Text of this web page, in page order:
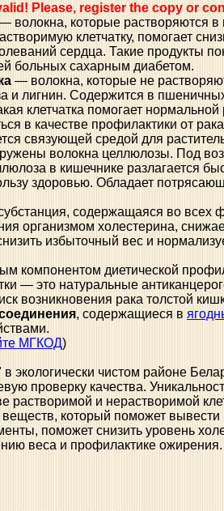
Please, register the copy or
волокна, которые растворяются
клетчатку, помогает
сердца. Такие продукты
больных сахарным диабетом.
— волокна, которые не
и лигнин. Содержится в
клетчатка помогает
в качестве профилактики от
связующей средой для
волокна целлюлозы. Под
в кишечнике разлагается
здоровью. Обладает
содержащаяся во всех
организмом холестерина,
избыточный вес и
компонентом диетической
— это натуральные
возникновения рака толстой
, содержащиеся в
МГКОД)
экологически чистом районе
проверку качества.
растворимой и нерастворимой
который поможет вывести
поможет снизить уровень
веса и профилактике ожирения.